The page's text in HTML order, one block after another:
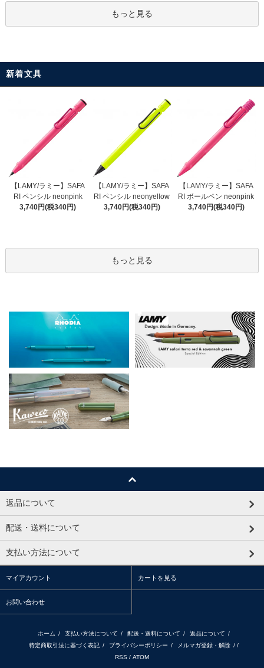
もっと見る
新着文具
【LAMY/ラミー】SAFA
RI ペンシル neonpink
3,740円(税340円)
【LAMY/ラミー】SAFA
RI ペンシル neonyellow
3,740円(税340円)
【LAMY/ラミー】SAFA
RI ボールペン neonpink
3,740円(税340円)
もっと見る
返品について
配送・送料について
支払い方法について
マイアカウント カートを見る
お問い合わせ
ホーム / 支払い方法について / 配送・送料について / 返品について /
特定商取引法に基づく表記 / プライバシーポリシー / メルマガ登録・解除 / /
RSS / ATOM